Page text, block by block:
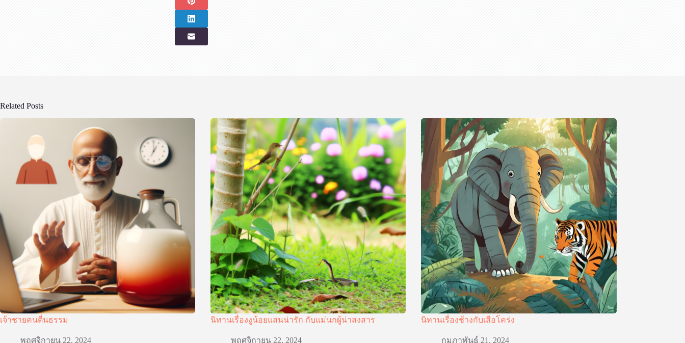
Related Posts
เจ้าชายคนตื่นธรรม
พฤศจิกายน 22, 2024
นิทานเรื่องงูน้อยแสนน่ารัก กับแม่นกผู้น่าสงสาร
พฤศจิกายน 22, 2024
นิทานเรื่องช้างกับเสือโคร่ง
กุมภาพันธ์ 21, 2024